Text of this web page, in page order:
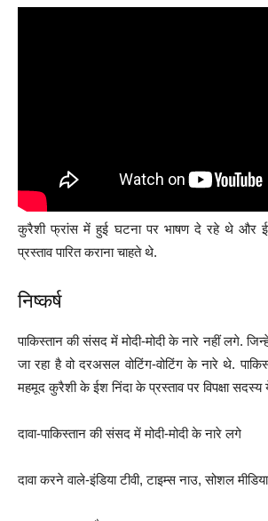
कुरैशी फ्रांस में हुई घटना पर भाषण दे रहे थे और
प्रस्ताव पारित कराना चाहते थे.
निष्कर्ष
पाकिस्तान की संसद में मोदी-मोदी के नारे नहीं लगे. जिन्हे
जा रहा है वो दरअसल वोटिंग-वोटिंग के नारे थे.
महमूद कुरैशी के ईश निंदा के प्रस्ताव पर विपक्षा सदस्य
दावा-पाकिस्तान की संसद में मोदी-मोदी के नारे लगे
दावा करने वाले-इंडिया टीवी, टाइम्स नाउ, सोशल